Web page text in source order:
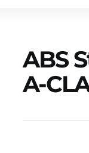
ABS
A-